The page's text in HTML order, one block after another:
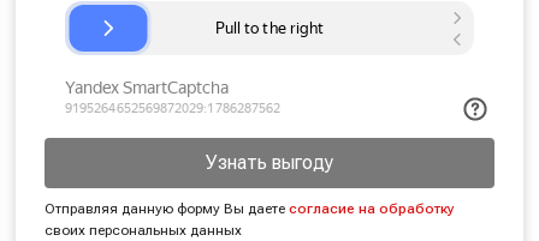
Узнать выгоду
Отправляя данную форму Вы даетесогласие на обработку
своих персональных данных